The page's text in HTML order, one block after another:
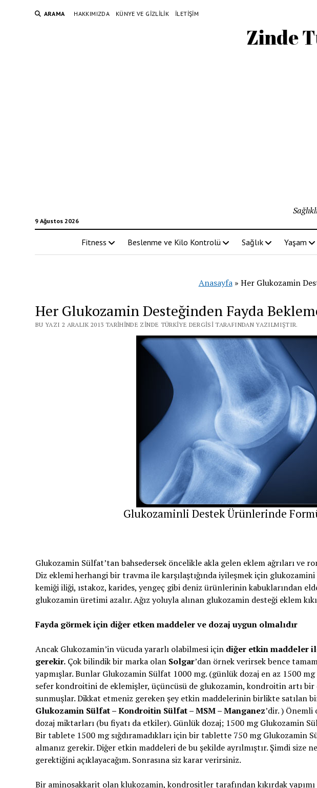
ARAMA HAKKIMIZDA KÜNYE VE GIZLILIK İLETIŞIM
Zinde
9 Ağustos 2026
Fitness Beslenme ve Kilo Kontrolü Sağlık Yaşam
Anasayfa» Her Glukozamin
Her Glukozamin Desteğinden Fayda
BU YAZI 2 ARALIK 2013 TARIHINDE ZINDE TÜRKIYE DERGISI TARAFINDAN YAZILMIŞTIR.
Glukozaminli Destek Ürünlerinde
Glukozamin Sülfat’tan bahsedersek öncelikle akla gelen eklem ağrıları ve
Diz eklemi herhangi bir travma ile karşılaştığında iyileşmek için
kemiği iliği, ıstakoz, karides, yengeç gibi deniz ürünlerinin kabuklarından
glukozamin üretimi azalır. Ağız yoluyla alınan glukozamin desteği eklem
Fayda görmek için diğer etken maddeler ve dozaj uygun olmalıdır
Ancak Glukozamin’in vücuda yararlı olabilmesi için diğer etkin maddeler
gerekir.Çok bilindik bir marka olan Solgar’dan örnek verirsek bence
yapmışlar. Bunlar Glukozamin Sülfat 1000 mg. (günlük dozaj en az 1500
sefer kondroitini de eklemişler, üçüncüsü de glukozamin, kondroitin artı bir
sunmuşlar. Dikkat etmeniz gereken şey etkin maddelerinin birlikte satılan
Glukozamin Sülfat – Kondroitin Sülfat – MSM – Manganez’dir. )
dozaj miktarları (bu fiyatı da etkiler). Günlük dozaj; 1500 mg Glukozamin
Bir tablete 1500 mg sığdıramadıkları için bir tablette 750 mg Glukozamin
almanız gerekir. Diğer etkin maddeleri de bu şekilde ayrılmıştır. Şimdi size
gerektiğini açıklayacağım. Sonrasına siz karar verirsiniz.
Bir aminosakkarit olan klukozamin, kondrositler tarafından kıkırdak